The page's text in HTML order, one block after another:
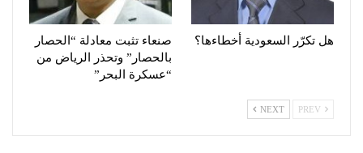
هل تكرّر السعودية أخطاءها؟
صنعاء تثبت معادلة “الحصار
بالحصار” وتحذر الرياض من
“عسكرة البحر”
NEXT